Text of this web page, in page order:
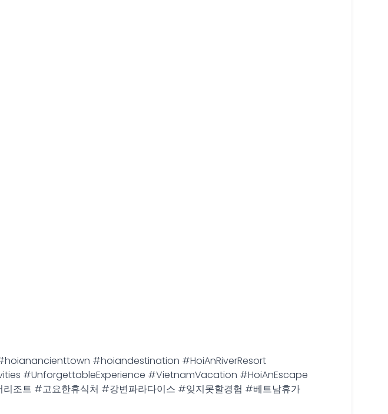
#hoiandestination #HoiAnRiverResort
#UnforgettableExperience #VietnamVacation #HoiAnEscape
조트 #고요한휴식처 #강변파라다이스 #잊지못할경험 #베트남휴가